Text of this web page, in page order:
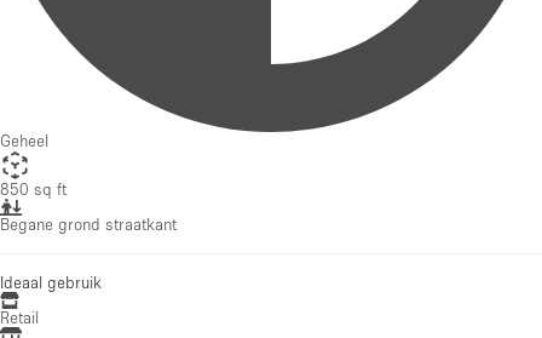
Geheel
850 sq ft
Begane grond straatkant
Ideaal gebruik
Retail